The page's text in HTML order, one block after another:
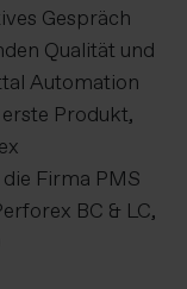
Gespräch
Qualität und
Automation
Produkt,
Firma PMS
BC & LC,